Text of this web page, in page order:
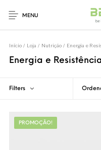
Alimentação
Saudável
MENU
Início / Loja / Nutrição / Energia e
Energia e
Filters
PROMOÇÃO!